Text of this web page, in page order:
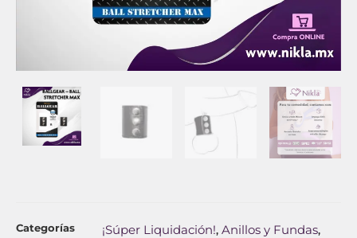
Categorías ¡Súper Liquidación!, Anillos y Fundas,